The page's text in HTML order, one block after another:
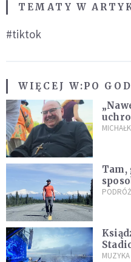
TEMATY W
#tiktok
WIĘCEJ W:PO
Tam,
MUZYKA